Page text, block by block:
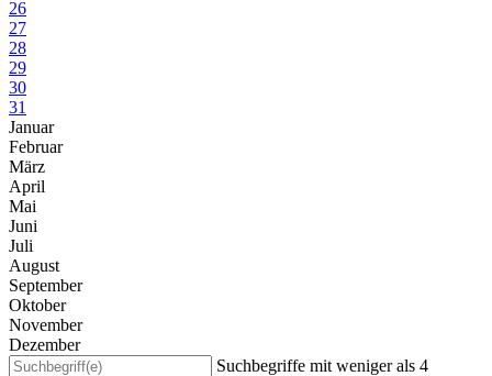
26
27
28
29
30
31
Januar
Februar
März
April
Mai
Juni
Juli
August
September
Oktober
November
Dezember
Suchbegriffe mit weniger als 4